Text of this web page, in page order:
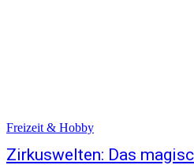
Freizeit & Hobby
Zirkuswelten: Das